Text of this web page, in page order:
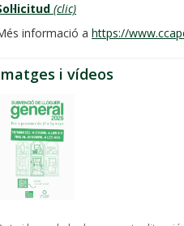
(clic)
informació a https://
i vídeos